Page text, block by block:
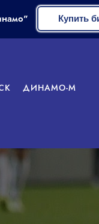
Купить
ДИНАМО-М